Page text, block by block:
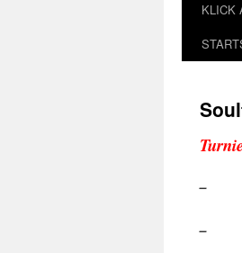
KLICK
–
–